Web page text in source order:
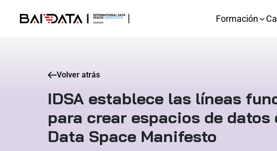
Formación
Volver atrás
IDSA establece las líneas
para crear espacios de datos
Data Space Manifesto